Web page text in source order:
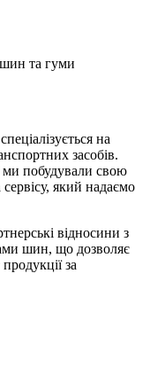
та гуми
на
засобів.
ми побудували свою
сервісу, який надаємо
відносини з
шин, що дозволяє
за